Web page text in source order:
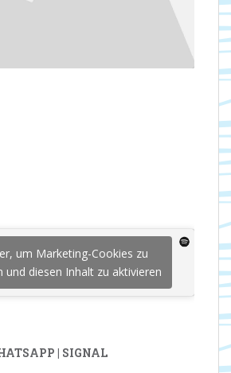
um Marketing-Cookies zu
und diesen Inhalt zu aktivieren
| SIGNAL